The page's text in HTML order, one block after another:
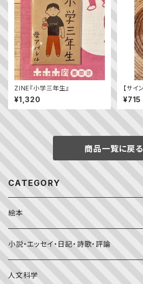
ZINE『小学三年生』
¥1,320
【サイ
入れる
¥715
商品一覧に戻る
CATEGORY
絵本
福音館書店月刊誌
こどものとも0.1.2
その他の月刊誌
小説・エッセイ・日記・詩歌・評論
日本文学
人文科学